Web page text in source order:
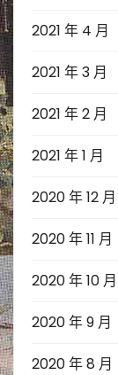
2021 年 4 月
2021 年 3 月
2021 年 2 月
2021 年 1 月
2020 年 12 月
2020 年 11 月
2020 年 10 月
2020 年 9 月
2020 年 8 月